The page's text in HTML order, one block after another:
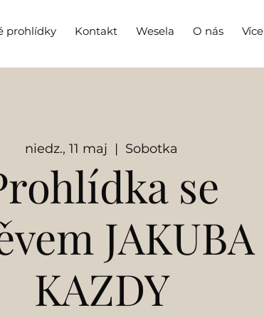
prohlídky Kontakt Wesela O nás Více
niedz., 11 maj
  |
Sobotka
se
JAKUBA
KAZDY